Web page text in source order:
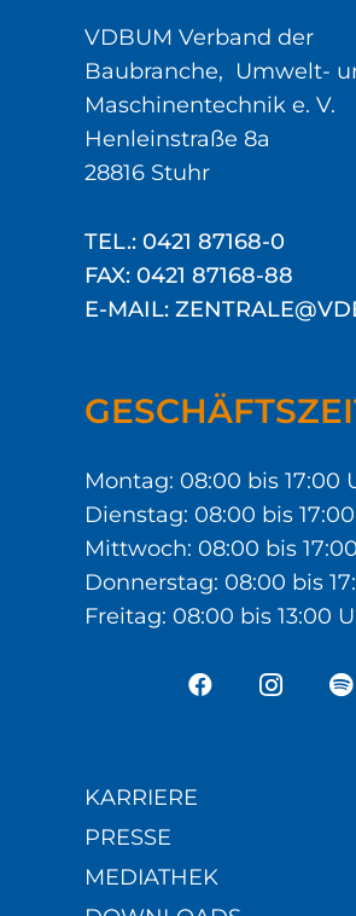
VDBUM Verband der
Baubranche, Umwelt-
Maschinentechnik e. V.
Henleinstraße 8a
28816 Stuhr
TEL.: 0421 87168-0
FAX: 0421 87168-88
E-MAIL:
Montag: 08:00 bis 17:00
Dienstag: 08:00 bis
Mittwoch: 08:00 bis
Donnerstag: 08:00 bis
Freitag: 08:00 bis 13:00
KARRIERE
PRESSE
MEDIATHEK